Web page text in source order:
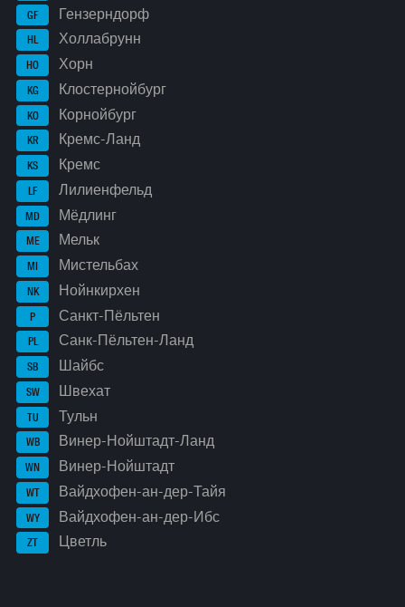
GF Гензерндорф
HL Холлабрунн
HO Хорн
KG Клостернойбург
KO Корнойбург
KR Кремс-Ланд
KS Кремс
LF Лилиенфельд
MD Мёдлинг
ME Мельк
MI Мистельбах
NK Нойнкирхен
P Санкт-Пёльтен
PL Санк-Пёльтен-Ланд
SB Шайбс
SW Швехат
TU Тульн
WB Винер-Нойштадт-Ланд
WN Винер-Нойштадт
WT Вайдхофен-ан-дер-Тайя
WY Вайдхофен-ан-дер-Ибс
ZT Цветль